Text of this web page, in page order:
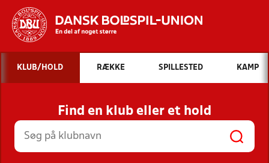
Hvad vil du søge efter?
INDHOLD OG NYHEDER
STILLINGER, RESULTATER, KLUBBER OG
HOLD
KLUB/HOLD RÆKKE SPILLESTED KAMP
Find en klub eller et hold